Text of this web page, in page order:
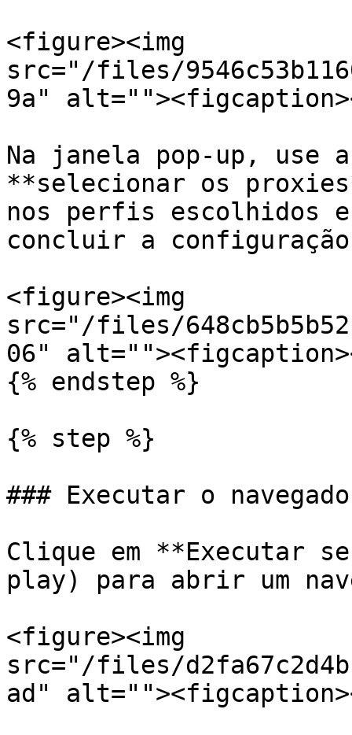
<figure><img
src="/files/
9a"
Na janela pop-up, use
**selecionar os
nos perfis escolhidos
concluir a
<figure><img
src="/files/
06"
{% endstep %}
{% step %}
### Executar o
Clique em **Executar
play) para abrir um
<figure><img
src="/files/
ad"